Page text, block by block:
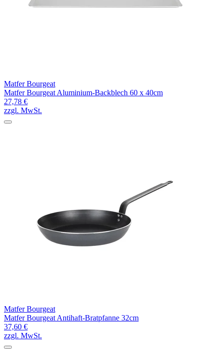
Matfer Bourgeat
Matfer Bourgeat Aluminium-Backblech 60 x 40cm
27,78 €
zzgl. MwSt.
Matfer Bourgeat
Matfer Bourgeat Antihaft-Bratpfanne 32cm
37,60 €
zzgl. MwSt.